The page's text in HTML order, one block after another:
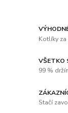
Kotlíky
VŠETKO
99 %
Stačí